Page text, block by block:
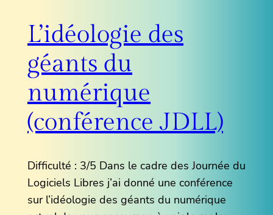
L’idéologie des
géants du
numérique
(conférence JDLL)
Difficulté : 3/5 Dans le cadre des Journée du
Logiciels Libres j’ai donné une conférence
sur l’idéologie des géants du numérique